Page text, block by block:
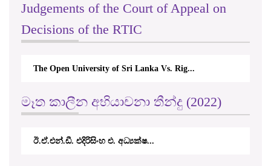
Judgements of the Court of Appeal on
Decisions of the RTIC
The Open University of Sri Lanka Vs. Rig...
මෑත කාලීන අභියාචනා තීන්දු (2022)
ඊ.ඒ.එන්.ඩී. එදිරිසිංහ එ. අධ්‍යක්ෂ...